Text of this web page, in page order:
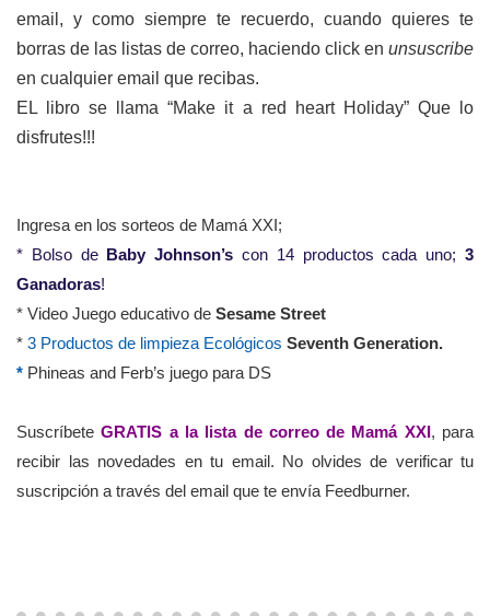
email, y como siempre te recuerdo, cuando quieres te
borras de las listas de correo, haciendo click en unsuscribe
en cualquier email que recibas.
EL libro se llama “Make it a red heart Holiday” Que lo
disfrutes!!!
Ingresa en los sorteos de Mamá XXI;
* Bolso de Baby Johnson’s con 14 productos cada uno;3
Ganadoras!
* Video Juego educativo de Sesame Street
* 3 Productos de limpieza Ecológicos Seventh Generation.
* Phineas and Ferb’s juego para DS
Suscríbete GRATIS a la lista de correo de Mamá XXI, para
recibir las novedades en tu email. No olvides de verificar tu
suscripción a través del email que te envía Feedburner.